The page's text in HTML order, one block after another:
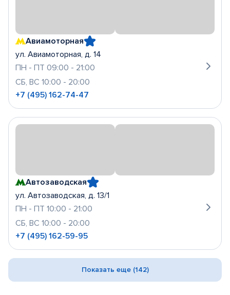
Авиамоторная
ул. Авиамоторная, д. 14
ПН - ПТ 09:00 - 21:00
СБ, ВС 10:00 - 20:00
+7 (495) 162-74-47
Автозаводская
ул. Автозаводская, д. 13/1
ПН - ПТ 10:00 - 21:00
СБ, ВС 10:00 - 20:00
+7 (495) 162-59-95
Показать еще (142)